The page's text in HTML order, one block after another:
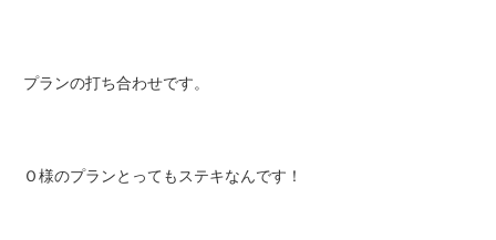
プランの打ち合わせです。
Ｏ様のプランとってもステキなんです！